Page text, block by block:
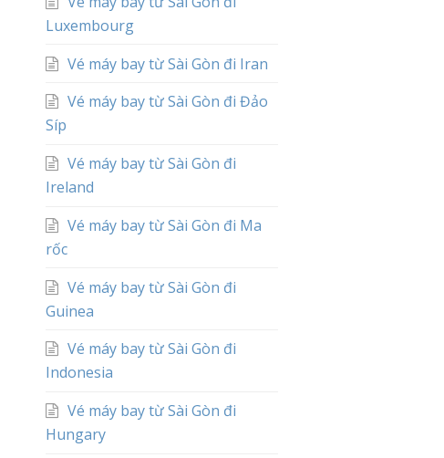
Luxembourg
Vé máy bay từ Sài Gòn đi Iran
Vé máy bay từ Sài Gòn đi Đảo
Síp
Vé máy bay từ Sài Gòn đi
Ireland
Vé máy bay từ Sài Gòn đi Ma
rốc
Vé máy bay từ Sài Gòn đi
Guinea
Vé máy bay từ Sài Gòn đi
Indonesia
Vé máy bay từ Sài Gòn đi
Hungary